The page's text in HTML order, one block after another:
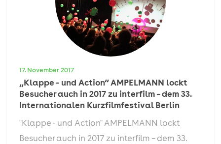
17. November 2017
„Klappe – und Action“ AMPELMANN lockt
Besucher auch in 2017 zu interfilm – dem 33.
Internationalen Kurzfilmfestival Berlin
"Klappe - und Action" AMPELMANN lockt
Besucher auch in 2017 zu interfilm – dem 33.